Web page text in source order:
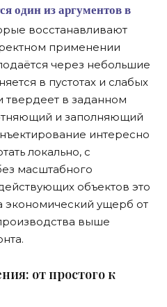
восстанавливают
применении
через небольшие
в пустотах и слабых
твердеет в заданном
и заполняющий
интересно
локально, с
масштабного
объектов это
экономический ущерб от
выше
от простого к